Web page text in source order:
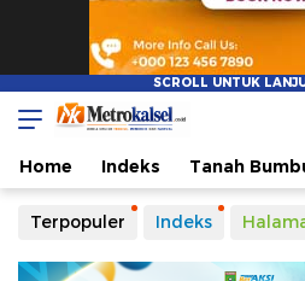
Home Indeks Tanah
Terpopuler Indeks